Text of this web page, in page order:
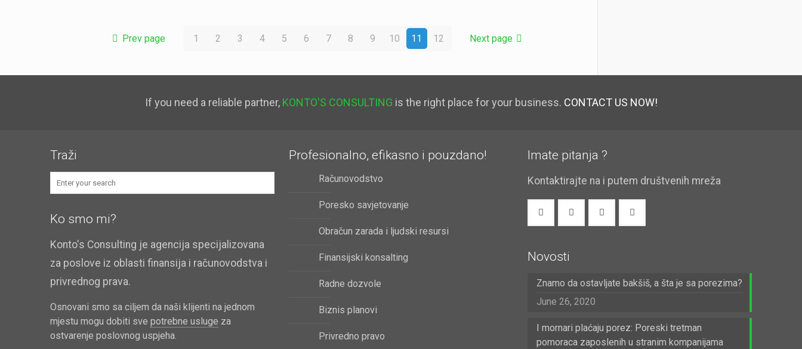
Prev page 1 2 3 4 5 6 7 8 9 10 11 12 Next page
If you need a reliable partner, KONTO'S CONSULTING is the right place for your business. CONTACT US NOW!
Traži
Ko smo mi?
Konto's Consulting je agencija specijalizovana
za poslove iz oblasti finansija i računovodstva i
privrednog prava.
Osnovani smo sa ciljem da naši klijenti na jednom
mjestu mogu dobiti sve potrebne usluge za
ostvarenje poslovnog uspjeha.
Profesionalno, efikasno i pouzdano!
Računovodstvo
Poresko savjetovanje
Obračun zarada i ljudski resursi
Finansijski konsalting
Radne dozvole
Biznis planovi
Privredno pravo
Imate pitanja ?
Kontaktirajte na i putem društvenih mreža
Novosti
Znamo da ostavljate bakšiš, a šta je sa porezima?
June 26, 2020
I mornari plaćaju porez: Poreski tretman
pomoraca zaposlenih u stranim kompanijama